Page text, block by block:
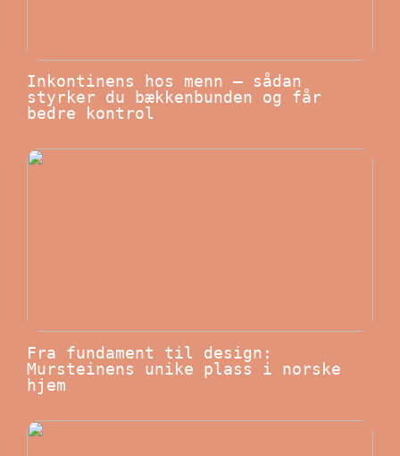
Inkontinens hos menn – sådan
styrker du bækkenbunden og får
bedre kontrol
Fra fundament til design:
Mursteinens unike plass i norske
hjem